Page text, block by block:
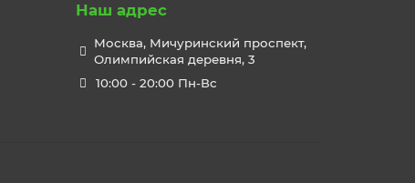
Наш адрес
Москва, Мичуринский проспект,
Олимпийская деревня, 3
10:00 - 20:00 Пн-Вс